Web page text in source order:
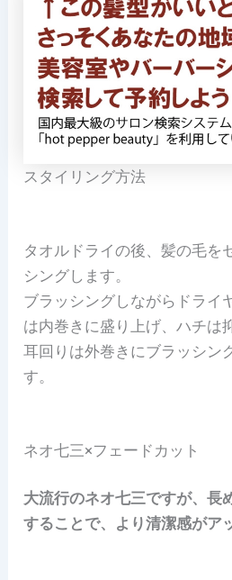
スタイリング方法
タオルドライの後、髪の毛を
シングします。
ブラッシングしながらドライ
は内巻きに盛り上げ、ハチは
耳回りは外巻きにブラッシン
す。
ネオ七三×フェードカット
大流行のネオ七三ですが、長
することで、より清潔感がア